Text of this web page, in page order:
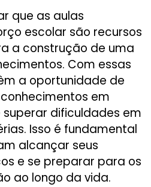
que as aulas
escolar são recursos
a construção de uma
Com essas
a oportunidade de
em
dificuldades em
Isso é fundamental
alcançar seus
e se preparar para os
ao longo da vida.